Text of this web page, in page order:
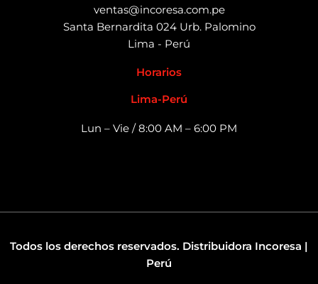
ventas@incoresa.com.pe
Santa Bernardita 024 Urb. Palomino
Lima - Perú
Horarios
Lima-Perú
Lun – Vie / 8:00 AM – 6:00 PM
Todos los derechos reservados. Distribuidora Incoresa |
Perú